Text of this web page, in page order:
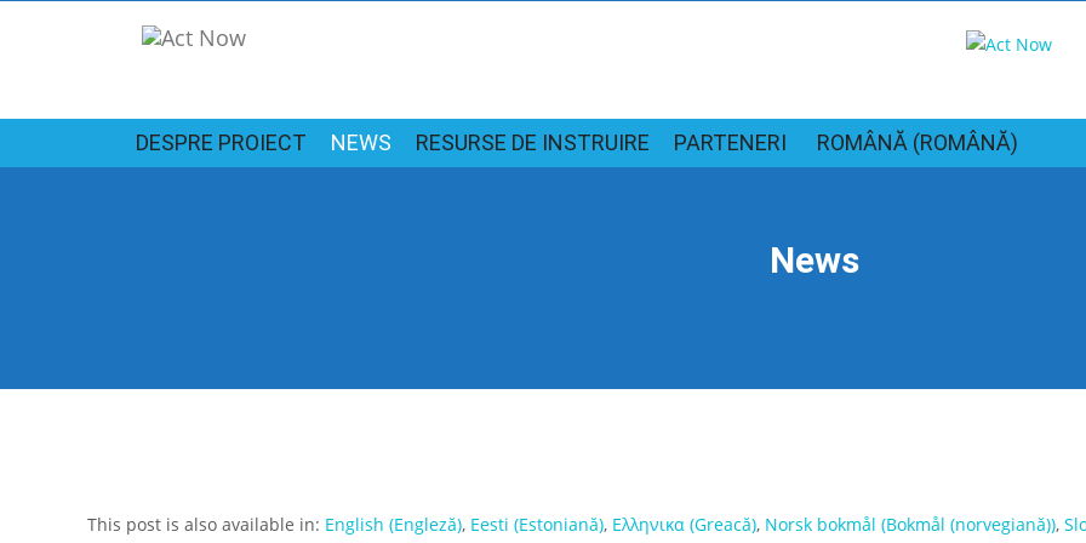
DESPRE PROIECT NEWS RESURSE DE INSTRUIRE PARTENERI ROMÂNĂ (ROMÂNĂ)
News
This post is also available in: English (Engleză) Eesti (Estoniană) Ελληνικα (Greacă) Norsk bokmål (Bokmål (norvegiană))